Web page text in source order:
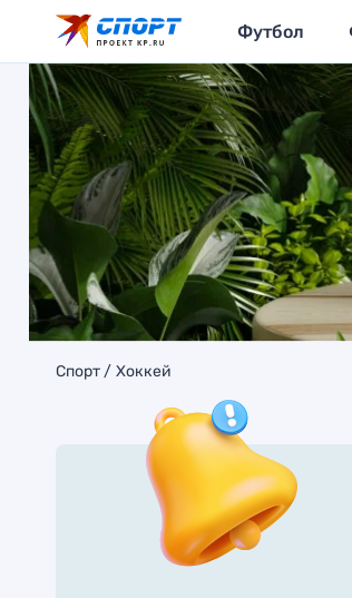
Футбол
Спорт Хоккей